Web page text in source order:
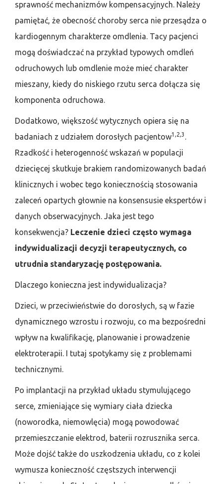
sprawność mechanizmów kompensacyjnych. Należy
pamiętać, że obecność choroby serca nie przesądza o
kardiogennym charakterze omdlenia. Tacy pacjenci
mogą doświadczać na przykład typowych omdleń
odruchowych lub omdlenie może mieć charakter
mieszany, kiedy do niskiego rzutu serca dołącza się
komponenta odruchowa.
Dodatkowo, większość wytycznych opiera się na
badaniach z udziałem dorosłych pacjentow1,2,3 .
Rzadkość i heterogenność wskazań w populacji
dziecięcej skutkuje brakiem randomizowanych badań
klinicznych i wobec tego koniecznością stosowania
zaleceń opartych głownie na konsensusie ekspertów i
danych obserwacyjnych. Jaka jest tego
konsekwencja? Leczenie dzieci często wymaga
indywidualizacji decyzji terapeutycznych, co
utrudnia standaryzację postępowania.
Dlaczego konieczna jest indywidualizacja?
Dzieci, w przeciwieństwie do dorosłych, są w fazie
dynamicznego wzrostu i rozwoju, co ma bezpośredni
wpływ na kwalifikację, planowanie i prowadzenie
elektroterapii. I tutaj spotykamy się z problemami
technicznymi.
Po implantacji na przykład układu stymulującego
serce, zmieniające się wymiary ciała dziecka
(noworodka, niemowlęcia) mogą powodować
przemieszczanie elektrod, baterii rozrusznika serca.
Może dojść także do uszkodzenia układu, co z kolei
wymusza konieczność częstszych interwencji